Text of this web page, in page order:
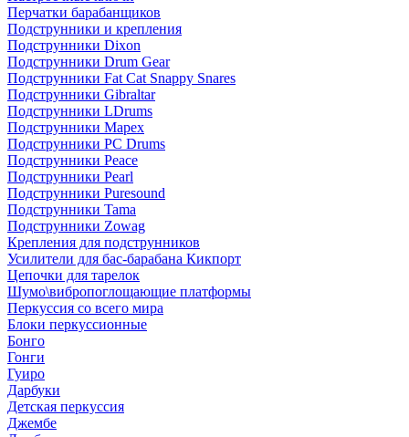
Перчатки барабанщиков
Подструнники и крепления
Подструнники Dixon
Подструнники Drum Gear
Подструнники Fat Cat Snappy Snares
Подструнники Gibraltar
Подструнники LDrums
Подструнники Mapex
Подструнники PC Drums
Подструнники Peace
Подструнники Pearl
Подструнники Puresound
Подструнники Tama
Подструнники Zowag
Крепления для подструнников
Усилители для бас-барабана Кикпорт
Цепочки для тарелок
Шумо\вибропоглощающие платформы
Перкуссия со всего мира
Блоки перкуссионные
Бонго
Гонги
Гуиро
Дарбуки
Детская перкуссия
Джембе